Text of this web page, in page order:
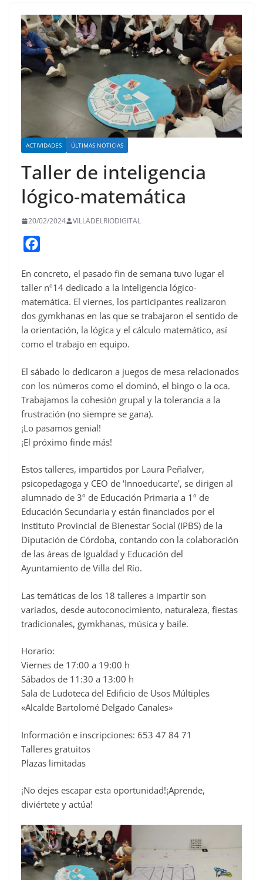
ACTIVIDADES ÚLTIMAS NOTICIAS
Taller de inteligencia
lógico-matemática
20/02/2024 VILLADELRIODIGITAL
c
e
o
o
En concreto, el pasado fin de semana tuvo lugar el
taller nº14 dedicado a la Inteligencia lógico-
matemática. El viernes, los participantes realizaron
dos gymkhanas en las que se trabajaron el sentido de
la orientación, la lógica y el cálculo matemático, así
como el trabajo en equipo.
El sábado lo dedicaron a juegos de mesa relacionados
con los números como el dominó, el bingo o la oca.
Trabajamos la cohesión grupal y la tolerancia a la
frustración (no siempre se gana).
¡Lo pasamos genial!
¡El próximo finde más!
Estos talleres, impartidos por Laura Peñalver,
psicopedagoga y CEO de ‘Innoeducarte’, se dirigen al
alumnado de 3º de Educación Primaria a 1º de
Educación Secundaria y están financiados por el
Instituto Provincial de Bienestar Social (IPBS) de la
Diputación de Córdoba, contando con la colaboración
de las áreas de Igualdad y Educación del
Ayuntamiento de Villa del Río.
Las temáticas de los 18 talleres a impartir son
variados, desde autoconocimiento, naturaleza, fiestas
tradicionales, gymkhanas, música y baile.
Horario:
Viernes de 17:00 a 19:00 h
Sábados de 11:30 a 13:00 h
Sala de Ludoteca del Edificio de Usos Múltiples
«Alcalde Bartolomé Delgado Canales»
Información e inscripciones: 653 47 84 71
Talleres gratuitos
Plazas limitadas
¡No dejes escapar esta oportunidad!¡Aprende,
diviértete y actúa!